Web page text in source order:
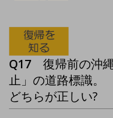
Q17 復帰前の沖
止」の道路標識。
どちらが正しい?